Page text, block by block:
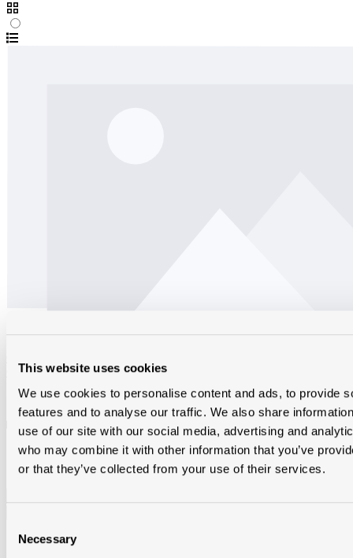
This website uses cookies
We use cookies to personalise content and ads, to provide
features and to analyse our traffic. We also share
use of our site with our social media, advertising and
who may combine it with other information that you’ve
or that they’ve collected from your use of their services.
Selection
Necessary
600
ZJDBVNR
Op bestellingin alle vestigingen
Brutoprijs € 29,68 / st
Producthoeveelheid: Voer de gewenste hoeveelheid in of gebruik
de knoppen om de hoeveelheid te verhogen of te verlagen.